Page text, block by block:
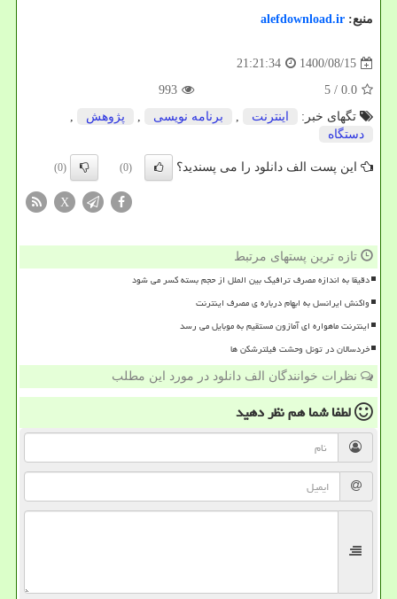
منبع: alefdownload.ir
1400/08/15
21:21:34
0.0
/ 5
993
تگهای خبر:
اینترنت , برنامه نویسی , پژوهش
,
دستگاه
این پست الف دانلود را می پسندید؟ (0)
(0)
X
تازه ترین پستهای مرتبط
دقیقا به اندازه مصرف ترافیک بین الملل از حجم بسته کسر می شود
واکنش ایرانسل به ابهام درباره ی مصرف اینترنت
اینترنت ماهواره ای آمازون مستقیم به موبایل می رسد
خردسالان در تونل وحشت فیلترشکن ها
نظرات خوانندگان الف دانلود در مورد این مطلب
لطفا شما همنظر دهید